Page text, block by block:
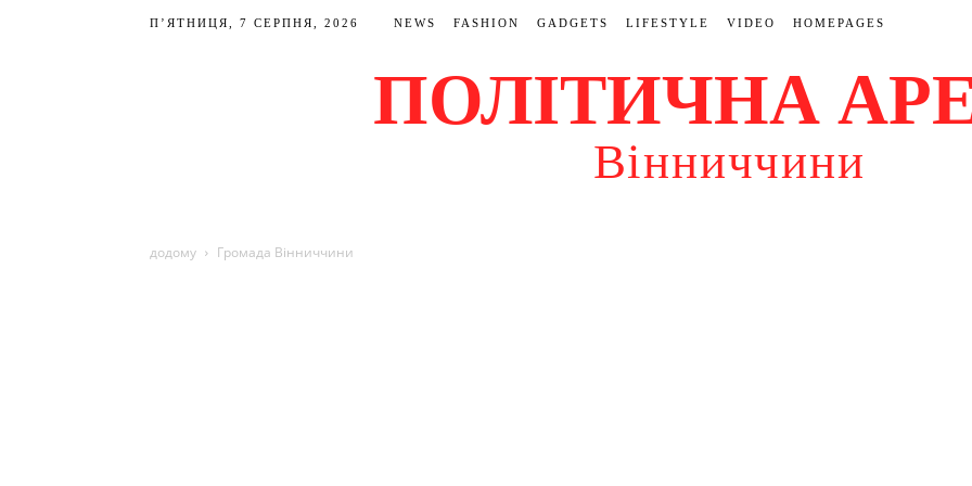
П’ЯТНИЦЯ, 7 СЕРПНЯ, 2026 NEWS FASHION GADGETS LIFESTYLE VIDEO HOMEPAGES
ПОЛІТИЧНА
Вінниччини
додому Громада Вінниччини